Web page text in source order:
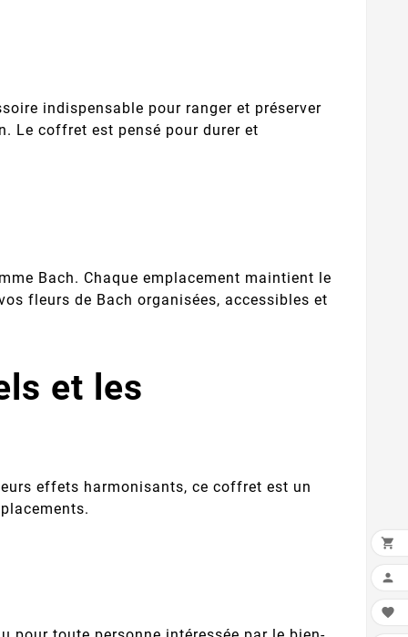
indispensable pour ranger et préserver
Le coffret est pensé pour durer et
Bach. Chaque emplacement maintient le
fleurs de Bach organisées, accessibles et
et les
effets harmonisants, ce coffret est un


